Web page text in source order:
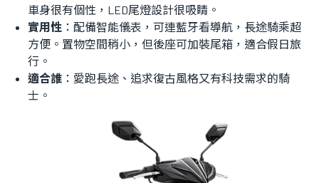
車身很有個性，LED尾燈設計很吸睛。
實用性 ：配備智能儀表，可連藍牙看導航，長途騎乘超
方便。置物空間稍小，但後座可加裝尾箱，適合假日旅
行。
適合誰 ：愛跑長途、追求復古風格又有科技需求的騎
士。